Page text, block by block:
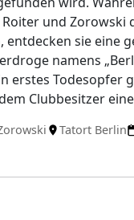
und Zorowski
entdecken sie eine
namens
erstes Todesopfer
Clubbesitzer
Tatort Berlin